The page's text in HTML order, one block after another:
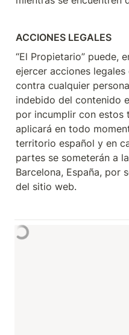
ACCIONES LEGALES
“El Propietario” puede,
ejercer acciones
contra cualquier
indebido del contenido
por incumplir con estos
aplicará en todo
territorio español y en
partes se someterán a
Barcelona, España, por
del sitio web.